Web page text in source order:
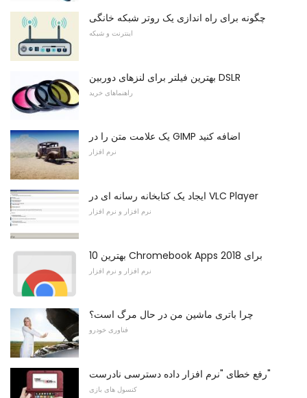
چگونه برای راه اندازی یک روتر شبکه خانگی
اینترنت و شبکه
بهترین فیلتر برای لنزهای دوربین DSLR
راهنماهای خرید
یک علامت متن را در GIMP اضافه کنید
نرم افزار
ایجاد یک کتابخانه رسانه ای در VLC Player
نرم افزار و نرم افزار
10 بهترین Chromebook Apps برای 2018
نرم افزار و نرم افزار
چرا باتری ماشین من در حال مرگ است؟
فناوری خودرو
رفع خطای "نرم افزار داده دسترسی نادرست"
کنسول های بازی